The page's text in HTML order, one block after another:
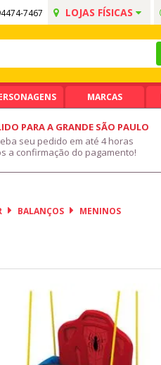
7467 LOJAS FÍSICAS
MARCAS
PARA A GRANDE SÃO PAULO
seu pedido em até 4 horas
a confirmação do pagamento!
BALANÇOS MENINOS